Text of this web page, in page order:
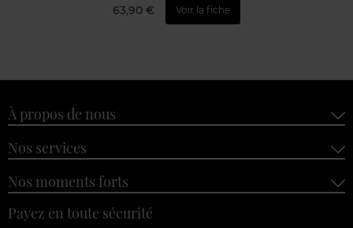
63,90 € Voir la fiche
À propos de nous
Nos services
Nos moments forts
Payez en toute sécurité